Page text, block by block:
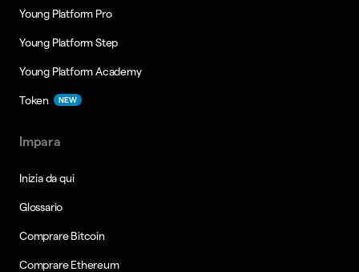
Young Platform Pro
Young Platform Step
Young Platform Academy
Token NEW
Impara
Inizia da qui
Glossario
Comprare Bitcoin
Comprare Ethereum